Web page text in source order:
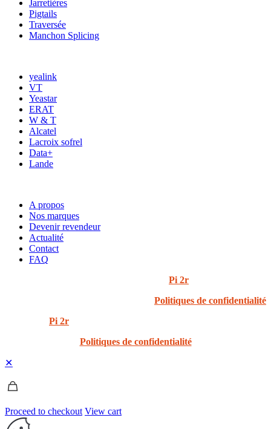
Jarretières
Pigtails
Traversée
Manchon Splicing
yealink
VT
Yeastar
ERAT
W & T
Alcatel
Lacroix sofrel
Data+
Lande
A propos
Nos marques
Devenir revendeur
Actualité
Contact
FAQ
Pi 2r
Politiques de confidentialité
Pi 2r
Politiques de confidentialité
✕
Proceed to checkout View cart